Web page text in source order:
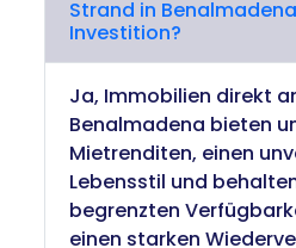
Strand in
Investition?
Ja, Immobilien direkt
Benalmadena bieten
Mietrenditen, einen
Lebensstil und
begrenzten
einen starken